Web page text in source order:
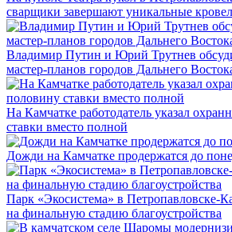
сварщики завершают уникальные
Владимир Путин и Юрий Трутнев
мастер-планов городов Дальнего
На Камчатке работодатель указал
ставки вместо полной
Дожди на Камчатке продержатся до
Парк «Экосистема» в Петропавловске-
на финальную стадию благоустройства